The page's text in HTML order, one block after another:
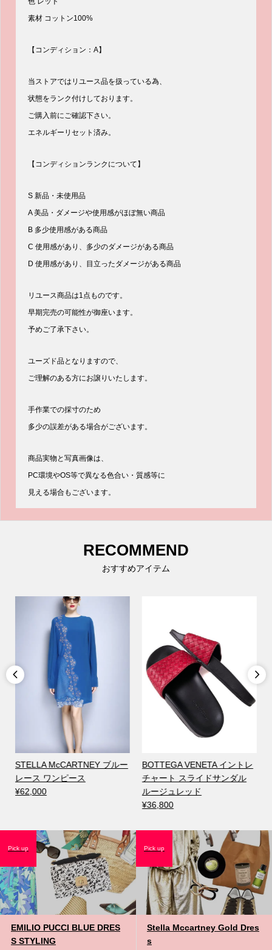
素材 コットン100%
【コンディション：A】
当ストアではリユース品を扱っている為、
状態をランク付けしております。
ご購入前にご確認下さい。
エネルギーリセット済み。
【コンディションランクについて】
S 新品・未使用品
A 美品・ダメージや使用感がほぼ無い商品
B 多少使用感がある商品
C 使用感があり、多少のダメージがある商品
D 使用感があり、目立ったダメージがある商品
リユース商品は1点ものです。
早期完売の可能性が御座います。
予めご了承下さい。
ユーズド品となりますので、
ご理解のある方にお譲りいたします。
手作業での採寸のため
多少の誤差がある場合がございます。
商品実物と写真画像は、
PC環境やOS等で異なる色合い・質感等に
見える場合もございます。
RECOMMEND
おすすめアイテム

STELLA McCARTNEY ブルー
レース ワンピース
¥62,000
BOTTEGA VENETA イントレ
チャート スライドサンダル
ルージュレッド
¥36,800

EMILIO PUCCI BLUE DRES
S STYLING
Pick up
Stella Mccartney Gold Dres
s
Pick up